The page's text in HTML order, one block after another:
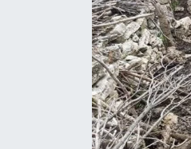
Burç Yorumları